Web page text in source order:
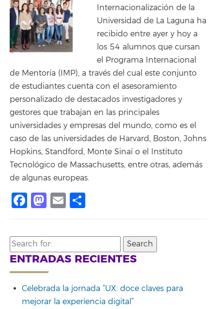
Internacionalización de la
Universidad de La Laguna ha
recibido entre ayer y hoy a
los 54 alumnos que cursan
el Programa Internacional
de Mentoría (IMP), a través del cual este conjunto
de estudiantes cuenta con el asesoramiento
personalizado de destacados investigadores y
gestores que trabajan en las principales
universidades y empresas del mundo, como es el
caso de las universidades de Harvard, Boston, Johns
Hopkins, Standford, Monte Sinaí o el Instituto
Tecnológico de Massachusetts, entre otras, además
de algunas europeas.
Facebook
Mastodon
Email
Search
for:
ENTRADAS RECIENTES
Celebrada la jornada “UX: doce claves para
mejorar la experiencia digital”